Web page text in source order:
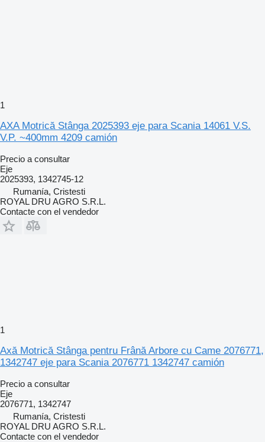
1
AXA Motrică Stânga 2025393 eje para Scania 14061 V.S.
V.P. ~400mm 4209 camión
Precio a consultar
Eje
2025393, 1342745-12
Rumanía, Cristesti
ROYAL DRU AGRO S.R.L.
Contacte con el vendedor
1
Axă Motrică Stânga pentru Frână Arbore cu Came 2076771,
1342747 eje para Scania 2076771 1342747 camión
Precio a consultar
Eje
2076771, 1342747
Rumanía, Cristesti
ROYAL DRU AGRO S.R.L.
Contacte con el vendedor